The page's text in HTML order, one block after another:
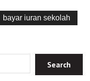
bayar iuran sekolah
Search